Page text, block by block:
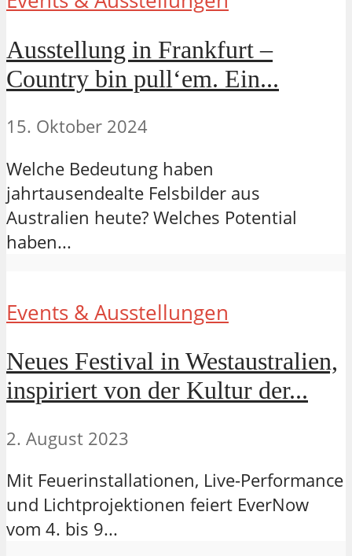
Ausstellung in Frankfurt –
Country bin pull‘em. Ein...
15. Oktober 2024
Welche Bedeutung haben
jahrtausendealte Felsbilder aus
Australien heute? Welches Potential
haben...
Events & Ausstellungen
Neues Festival in Westaustralien,
inspiriert von der Kultur der...
2. August 2023
Mit Feuerinstallationen, Live-Performance
und Lichtprojektionen feiert EverNow
vom 4. bis 9...